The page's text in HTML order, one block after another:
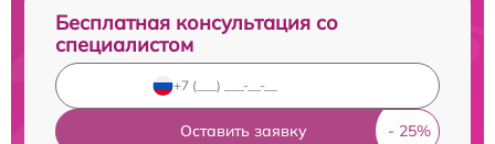
Бесплатная консультация со
специалистом
Оставить заявку